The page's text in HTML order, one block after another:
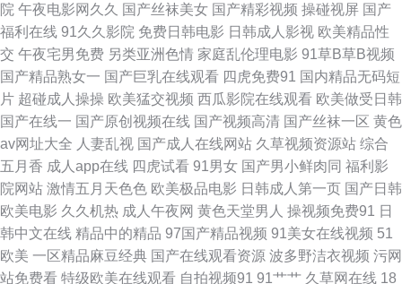
美专区中文 午夜老司机电影网 91丝袜拍拍 欧美性爱熟女 av米奇影音 东京热
无套内射 国产专区 欧美亚缘免费 蜜桃视频免费版 岛国午夜av 福利啪啪 国产
51自产区 少妇黑森林 美女被强 超碰人人摸人人干 51AV国产 www国产 午夜
福利三区免费 日本成人大片 欧美性爱丝袜诱惑 婷婷福利影院 91福利专区 日
本不卡一二三区 97超碰免费公开 亚洲91网站 www我操欧美 91c一区 国产
91小青蛙 午夜剧场性爱一 91大神最新地址 91网址在线视频 国产传媒第四页
院 午夜电影网久久 国产丝袜美女 国产精彩视频 操碰视屏 国产
福利在线 91久久影院 免费日韩电影 日韩成人影视 欧美精品性
交 午夜宅男免费 另类亚洲色情 家庭乱伦理电影 91草B草B视频
国产精品熟女一 国产巨乳在线观看 四虎免费91 国内精品无码短
片 超碰成人操操 欧美猛交视频 西瓜影院在线观看 欧美做受日韩
国产在线一 国产原创视频在线 国产视频高清 国产丝袜一区 黄色
av网址大全 人妻乱视 国产成人在线网站 久草视频资源站 综合
五月香 成人app在线 四虎试看 91男女 国产男小鲜肉同 福利影
院网站 激情五月天色色 欧美极品电影 日韩成人第一页 国产日韩
欧美电影 久久机热 成人午夜网 黄色天堂男人 操视频免费91 日
韩中文在线 精品中的精品 97国产精品视频 91美女在线视频 51
欧美 一区精品麻豆经典 国产在线观看资源 波多野洁衣视频 污网
站免费看 特级欧美在线观看 自拍视频91 91艹艹 久草网在线 18